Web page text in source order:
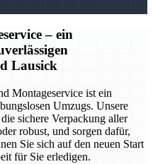
– ein
Lausick
Montageservice ist ein
Umzugs. Unsere
sichere Verpackung aller
robust, und sorgen dafür,
Sie sich auf den neuen Start
für Sie erledigen.